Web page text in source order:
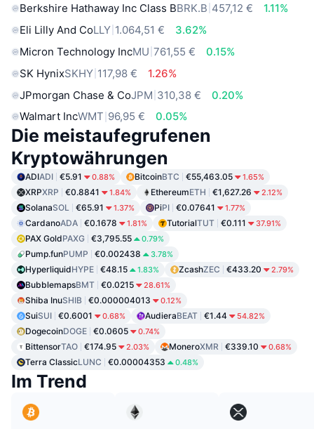
Berkshire Hathaway Inc Class BBRK.B 457,12 €
1.11%
Eli Lilly And CoLLY 1.064,51 €
3.62%
Micron Technology IncMU 761,55 €
0.15%
SK HynixSKHY 117,98 €
1.26%
JPmorgan Chase & CoJPM 310,38 €
0.20%
Walmart IncWMT 96,95 € 0.05%
Die meistaufegrufenen
Kryptowährungen
ADIADI €5.91 0.88% BitcoinBTC €55,463.05 1.65%
XRPXRP €0.8841 1.84% EthereumETH €1,627.26 2.12%
SolanaSOL €65.91 1.37% PiPI €0.07641 1.77%
CardanoADA €0.1678 1.81% TutorialTUT €0.111 37.91%
PAX GoldPAXG €3,795.55 0.79%
Pump.funPUMP €0.002438 3.78%
HyperliquidHYPE €48.15 1.83% ZcashZEC €433.20 2.79%
BubblemapsBMT €0.0215 28.61%
Shiba InuSHIB €0.000004013 0.12%
SuiSUI €0.6001 0.68% AudieraBEAT €1.44 54.82%
DogecoinDOGE €0.0605 0.74%
BittensorTAO €174.95 2.03% MoneroXMR €339.10 0.68%
Terra ClassicLUNC €0.00004353 0.48%
Im Trend